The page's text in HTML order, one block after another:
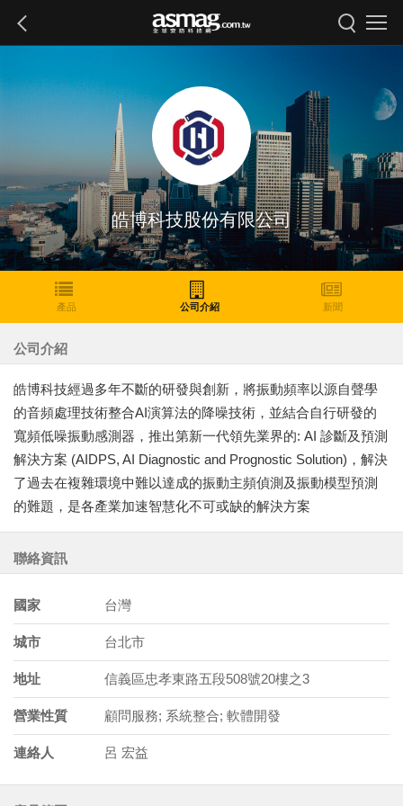
皓博科技股份有限公司
產品 公司介紹 新聞
公司介紹
皓博科技經過多年不斷的研發與創新，將振動頻率以源自聲學
的音頻處理技術整合AI演算法的降噪技術，並結合自行研發的
寬頻低噪振動感測器，推出第新一代領先業界的: AI 診斷及預測
解決方案 (AIDPS, AI Diagnostic and Prognostic Solution)，解決
了過去在複雜環境中難以達成的振動主頻偵測及振動模型預測
的難題，是各產業加速智慧化不可或缺的解決方案
聯絡資訊
國家 台灣
城市 台北市
地址 信義區忠孝東路五段508號20樓之3
營業性質 顧問服務; 系統整合; 軟體開發
連絡人 呂 宏益